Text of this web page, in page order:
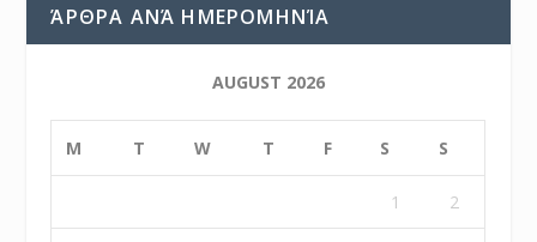
ΆΡΘΡΑ ΑΝΆ ΗΜΕΡΟΜΗΝΊΑ
AUGUST 2026
M T W T F S S
1 2